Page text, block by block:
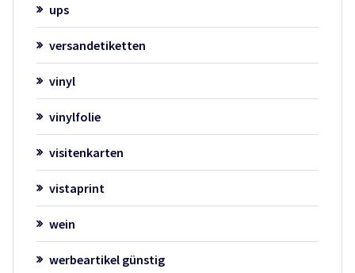
ups
versandetiketten
vinyl
vinylfolie
visitenkarten
vistaprint
wein
werbeartikel günstig